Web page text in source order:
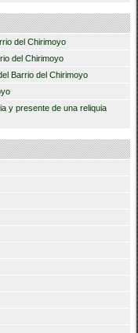
del Chirimoyo
del Chirimoyo
Barrio del Chirimoyo
y presente de una reliquia